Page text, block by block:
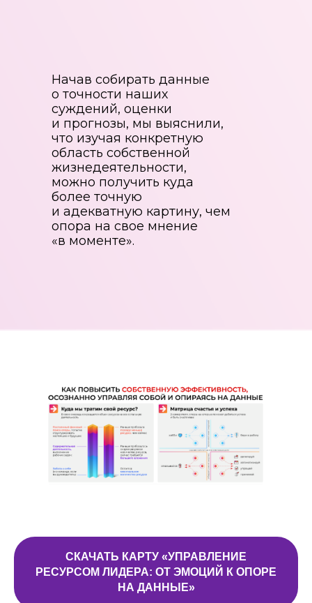
Начав собирать данные
о точности наших
суждений, оценки
и прогнозы, мы выяснили,
что изучая конкретную
область собственной
жизнедеятельности,
можно получить куда
более точную
и адекватную картину, чем
опора на свое мнение
«в моменте».
СКАЧАТЬ КАРТУ «УПРАВЛЕНИЕ
РЕСУРСОМ ЛИДЕРА: ОТ ЭМОЦИЙ К ОПОРЕ
НА ДАННЫЕ»